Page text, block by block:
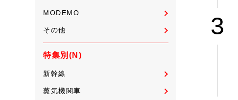
MODEMO
その他
特集別(N)
新幹線
蒸気機関車
3